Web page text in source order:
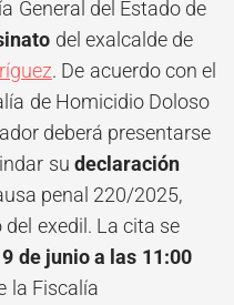
General del Estado de
del exalcalde de
. De acuerdo con el
de Homicidio Doloso
deberá presentarse
su declaración
penal 220/2025,
exedil. La cita se
de junio a las 11:00
la Fiscalía